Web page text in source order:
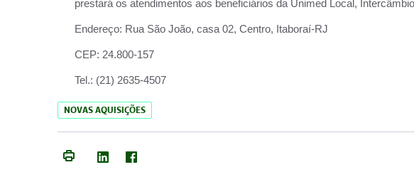
prestará os atendimentos aos beneficiários da Unimed Local,
Endereço: Rua São João, casa 02, Centro, Itaboraí-RJ
CEP: 24.800-157
Tel.: (21) 2635-4507
NOVAS AQUISIÇÕES